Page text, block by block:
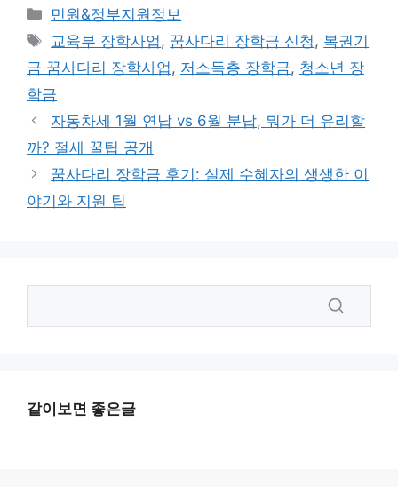
카
테
리
민원&정부지원정보
태
그
교육부 장학사업 , 꿈사다리 장학금 신청 , 복권기
금 꿈사다리 장학사업 , 저소득층 장학금, 청소년 장
학금
자동차세 1월 연납 vs 6월 분납, 뭐가 더 유리할
까? 절세 꿀팁 공개
꿈사다리 장학금 후기: 실제 수혜자의 생생한 이
야기와 지원 팁
같이보면 좋은글